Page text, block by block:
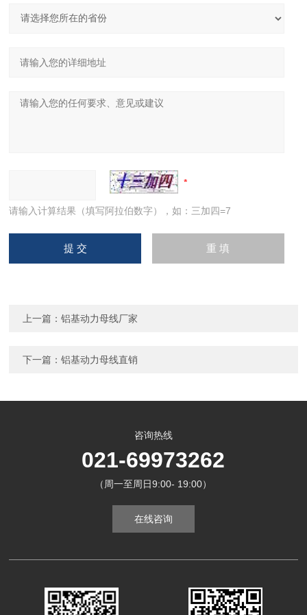
请输入计算结果（填写阿拉伯数字），如：三加四=7
上一篇：铝基动力母线厂家
下一篇：铝基动力母线直销
咨询热线
021-69973262
（周一至周日9:00- 19:00）
在线咨询